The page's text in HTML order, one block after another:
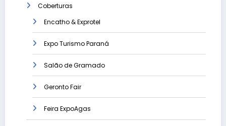
Coberturas
Encatho & Exprotel
Expo Turismo Paraná
Salão de Gramado
Geronto Fair
Feira ExpoAgas